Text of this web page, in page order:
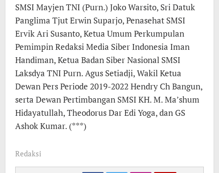
SMSI Mayjen TNI (Purn.) Joko Warsito, Sri Datuk
Panglima Tjut Erwin Suparjo, Penasehat SMSI
Ervik Ari Susanto, Ketua Umum Perkumpulan
Pemimpin Redaksi Media Siber Indonesia Iman
Handiman, Ketua Badan Siber Nasional SMSI
Laksdya TNI Purn. Agus Setiadji, Wakil Ketua
Dewan Pers Periode 2019-2022 Hendry Ch Bangun,
serta Dewan Pertimbangan SMSI KH. M. Ma’shum
Hidayatullah, Theodorus Dar Edi Yoga, dan GS
Ashok Kumar. (***)
Redaksi